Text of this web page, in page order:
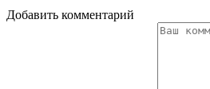
Добавить комментарий